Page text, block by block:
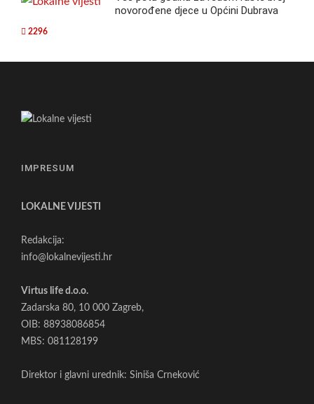
novorođene djece u Općini Dubrava
2296
IMPRESUM
LOKALNE VIJESTI
Redakcija:
info@lokalnevijesti.hr
Virtus life d.o.o.
Zadarska 80, 10 000 Zagreb,
OIB: 88938086854
MBS: 081128199
Direktor i glavni urednik: Siniša Crneković